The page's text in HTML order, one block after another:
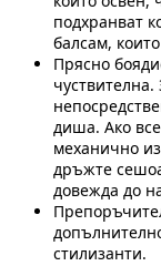
подхранват
балсам,
Прясно
диша. Ако
механично
дръжте
довежда до
стилизанти.